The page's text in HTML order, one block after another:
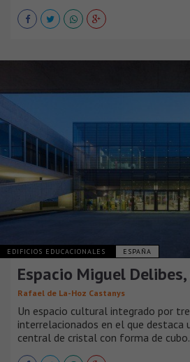
EDIFICIOS EDUCACIONALES ESPAÑA
Espacio Miguel
Rafael de La-Hoz Castanys
Un espacio cultural integrado por
interrelacionados en el que destaca
central de cristal con forma de cubo.